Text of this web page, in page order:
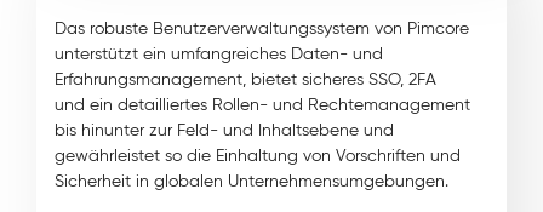
Das robuste Benutzerverwaltungssystem von Pimcore
unterstützt ein umfangreiches Daten- und
Erfahrungsmanagement, bietet sicheres SSO, 2FA
und ein detailliertes Rollen- und Rechtemanagement
bis hinunter zur Feld- und Inhaltsebene und
gewährleistet so die Einhaltung von Vorschriften und
Sicherheit in globalen Unternehmensumgebungen.